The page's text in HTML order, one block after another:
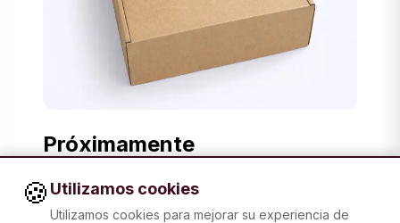
Próximamente
La excelencia culinaria del País Vasco.
🍪 Utilizamos cookies
Utilizamos cookies para mejorar su experiencia de